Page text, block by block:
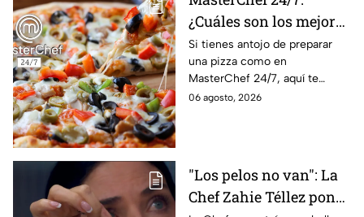
¿Cuáles son los mejores
quesos para preparar
pizza en casa?
Si tienes antojo de preparar
una pizza como en
MasterChef 24/7, aquí te
contamos todo lo que debes
06 agosto, 2026
"Los pelos no van": La
Chef Zahie Téllez pone